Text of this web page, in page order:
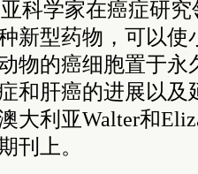
科学家在癌症研
新型药物，可以使
物的癌细胞置于永
和肝癌的进展以及
大利亚Walter和
刊上。